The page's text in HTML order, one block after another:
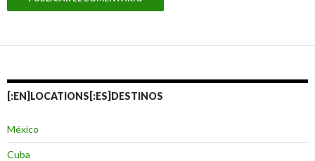
[:EN]LOCATIONS[:ES]DESTINOS
México
Cuba